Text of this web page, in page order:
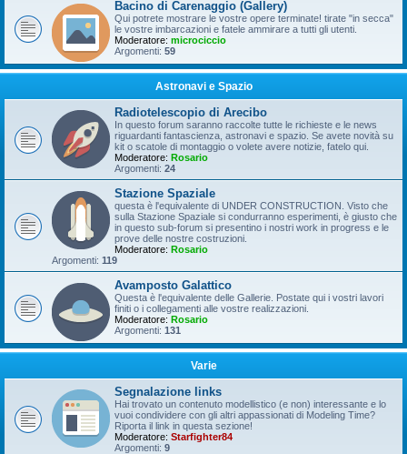
Bacino di Carenaggio (Gallery)
Qui potrete mostrare le vostre opere terminate! tirate "in secca"
le vostre imbarcazioni e fatele ammirare a tutti gli utenti.
Moderatore: microciccio
Argomenti: 59
Astronavi e Spazio
Radiotelescopio di Arecibo
In questo forum saranno raccolte tutte le richieste e le news
riguardanti fantascienza, astronavi e spazio. Se avete novità su
kit o scatole di montaggio o volete avere notizie, fatelo qui.
Moderatore: Rosario
Argomenti: 24
Stazione Spaziale
questa è l'equivalente di UNDER CONSTRUCTION. Visto che
sulla Stazione Spaziale si condurranno esperimenti, è giusto che
in questo sub-forum si presentino i nostri work in progress e le
prove delle nostre costruzioni.
Moderatore: Rosario
Argomenti: 119
Avamposto Galattico
Questa è l'equivalente delle Gallerie. Postate qui i vostri lavori
finiti o i collegamenti alle vostre realizzazioni.
Moderatore: Rosario
Argomenti: 131
Varie
Segnalazione links
Hai trovato un contenuto modellistico (e non) interessante e lo
vuoi condividere con gli altri appassionati di Modeling Time?
Riporta il link in questa sezione!
Moderatore: Starfighter84
Argomenti: 9